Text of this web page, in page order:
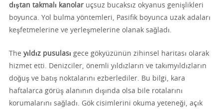
dıştan takmalı kanolar uçsuz bucaksız okyanus genişlikleri
boyunca. Yol bulma yöntemleri, Pasifik boyunca uzak adaları
keşfetmelerine ve yerleşmelerine olanak sağladı.
The yıldız pusulası gece gökyüzünün zihinsel haritası olarak
hizmet etti. Denizciler, önemli yıldızların ve takımyıldızların
doğuş ve batış noktalarını ezberlediler. Bu bilgi, kara
haftalarca görüş alanının dışında olsa bile rotalarını
korumalarını sağladı. Gök cisimlerini okuma yeteneği, açık